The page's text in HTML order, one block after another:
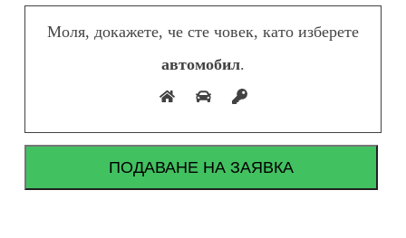
Моля, докажете, че сте човек, като изберете
автомобил.